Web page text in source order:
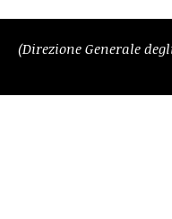
(Direzione Generale